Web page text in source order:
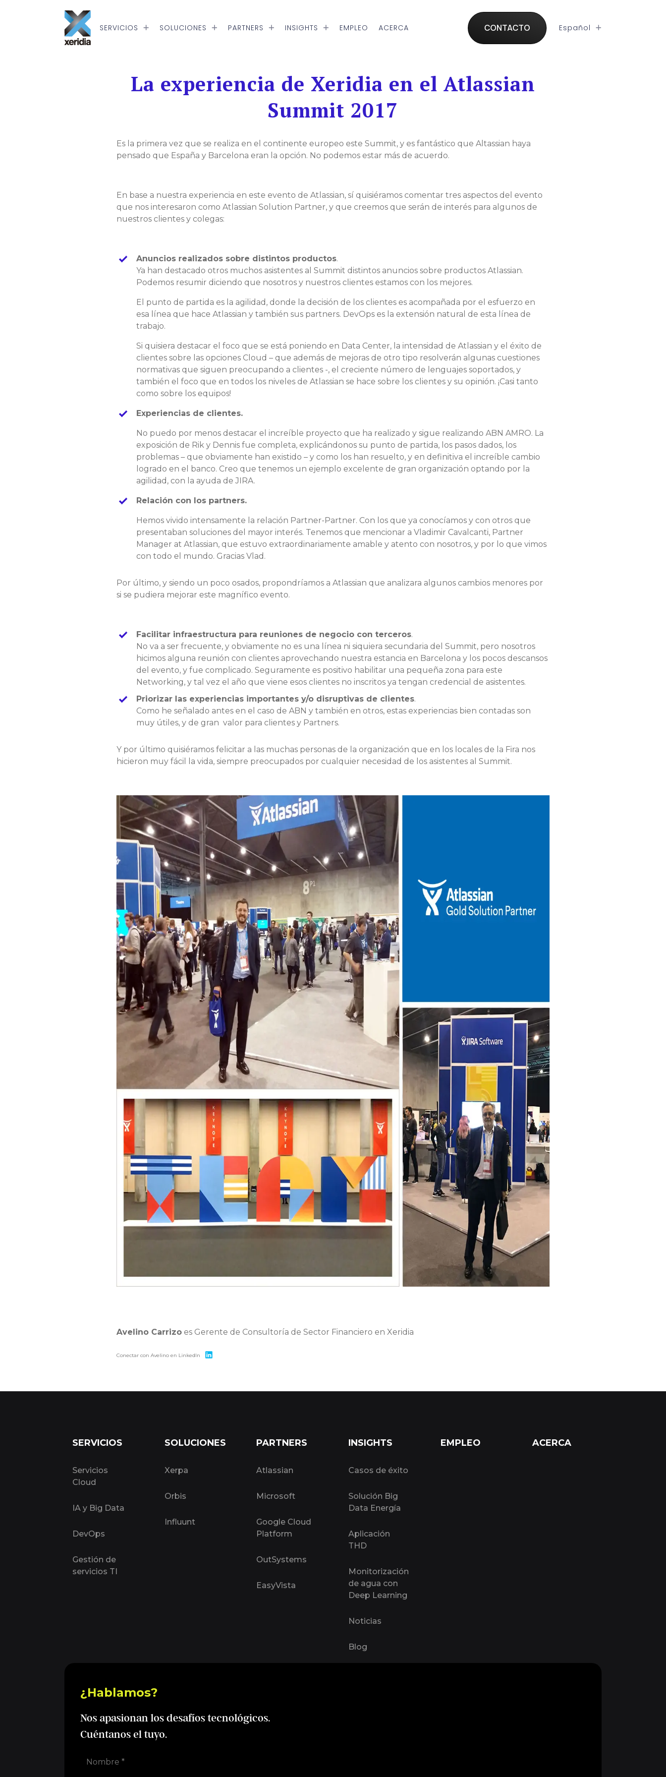
SERVICIOS SOLUCIONES PARTNERS INSIGHTS EMPLEO ACERCA CONTACTO Español
La experiencia de Xeridia en el Atlassian
Summit 2017
Es la primera vez que se realiza en el continente europeo este Summit, y es fantástico que Altassian haya
pensado que España y Barcelona eran la opción. No podemos estar más de acuerdo.
En base a nuestra experiencia en este evento de Atlassian, sí quisiéramos comentar tres aspectos del evento
que nos interesaron como Atlassian Solution Partner, y que creemos que serán de interés para algunos de
nuestros clientes y colegas:
Anuncios realizados sobre distintos productos.
Ya han destacado otros muchos asistentes al Summit distintos anuncios sobre productos Atlassian.
Podemos resumir diciendo que nosotros y nuestros clientes estamos con los mejores.
El punto de partida es la agilidad, donde la decisión de los clientes es acompañada por el esfuerzo en
esa línea que hace Atlassian y también sus partners. DevOps es la extensión natural de esta línea de
trabajo.
Si quisiera destacar el foco que se está poniendo en Data Center, la intensidad de Atlassian y el éxito de
clientes sobre las opciones Cloud – que además de mejoras de otro tipo resolverán algunas cuestiones
normativas que siguen preocupando a clientes -, el creciente número de lenguajes soportados, y
también el foco que en todos los niveles de Atlassian se hace sobre los clientes y su opinión. ¡Casi tanto
como sobre los equipos!
Experiencias de clientes.
No puedo por menos destacar el increíble proyecto que ha realizado y sigue realizando ABN AMRO. La
exposición de Rik y Dennis fue completa, explicándonos su punto de partida, los pasos dados, los
problemas – que obviamente han existido – y como los han resuelto, y en definitiva el increíble cambio
logrado en el banco. Creo que tenemos un ejemplo excelente de gran organización optando por la
agilidad, con la ayuda de JIRA.
Relación con los partners.
Hemos vivido intensamente la relación Partner-Partner. Con los que ya conocíamos y con otros que
presentaban soluciones del mayor interés. Tenemos que mencionar a Vladimir Cavalcanti, Partner
Manager at Atlassian, que estuvo extraordinariamente amable y atento con nosotros, y por lo que vimos
con todo el mundo. Gracias Vlad.
Por último, y siendo un poco osados, propondríamos a Atlassian que analizara algunos cambios menores por
si se pudiera mejorar este magnífico evento.
Facilitar infraestructura para reuniones de negocio con terceros.
No va a ser frecuente, y obviamente no es una línea ni siquiera secundaria del Summit, pero nosotros
hicimos alguna reunión con clientes aprovechando nuestra estancia en Barcelona y los pocos descansos
del evento, y fue complicado. Seguramente es positivo habilitar una pequeña zona para este
Networking, y tal vez el año que viene esos clientes no inscritos ya tengan credencial de asistentes.
Priorizar las experiencias importantes y/o disruptivas de clientes.
Como he señalado antes en el caso de ABN y también en otros, estas experiencias bien contadas son
muy útiles, y de gran valor para clientes y Partners.
Y por último quisiéramos felicitar a las muchas personas de la organización que en los locales de la Fira nos
hicieron muy fácil la vida, siempre preocupados por cualquier necesidad de los asistentes al Summit.
Avelino Carrizo es Gerente de Consultoría de Sector Financiero en Xeridia
Conectar con Avelino en LinkedIn
SERVICIOS
Servicios
Cloud
IA y Big Data
DevOps
Gestión de
servicios TI
SOLUCIONES
Xerpa
Orbis
Influunt
PARTNERS
Atlassian
Microsoft
Google Cloud
Platform
OutSystems
EasyVista
INSIGHTS
Casos de éxito
Solución Big
Data Energía
Aplicación
THD
Monitorización
de agua con
Deep Learning
Noticias
Blog
EMPLEO ACERCA
¿Hablamos?
Nos apasionan los desafíos tecnológicos.
Cuéntanos el tuyo.